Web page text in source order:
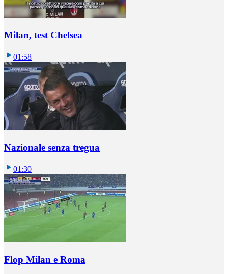
Milan, test Chelsea
01:58
Nazionale senza tregua
01:30
Flop Milan e Roma